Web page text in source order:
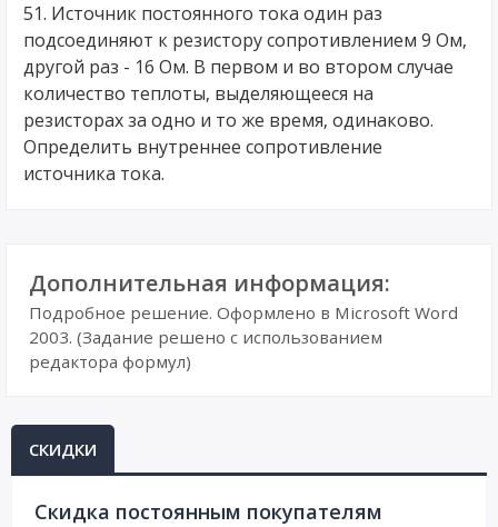
51. Источник постоянного тока один раз
подсоединяют к резистору сопротивлением 9 Ом,
другой раз - 16 Ом. В первом и во втором случае
количество теплоты, выделяющееся на
резисторах за одно и то же время, одинаково.
Определить внутреннее сопротивление
источника тока.
Дополнительная информация:
Подробное решение. Оформлено в Microsoft Word
2003. (Задание решено с использованием
редактора формул)
СКИДКИ
Cкидка постоянным покупателям